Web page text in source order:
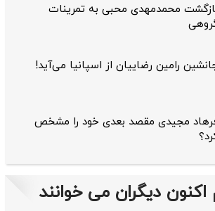
محمدمهدی محبی به تمرینات
رامین رضاییان از اسپانیا می‌آید!
مجیدی مقصد بعدی خود را مشخص
دیگران می خوانند